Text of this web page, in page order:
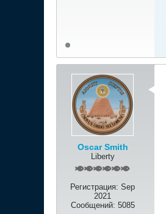
Oscar Smith
Liberty
Регистрация: Sep
2021
Сообщений: 5085